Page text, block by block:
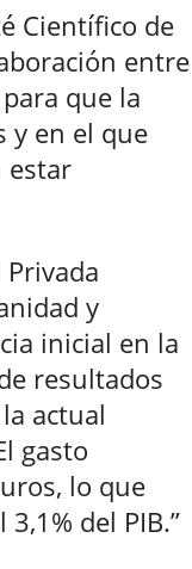
Científico de
entre
que la
y en el que
estar
y
inicial en la
resultados
actual
gasto
lo que
del PIB.”